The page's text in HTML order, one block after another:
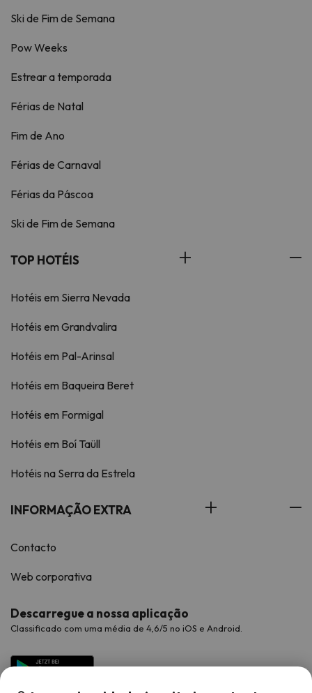
Ski de Fim de Semana
Pow Weeks
Estrear a temporada
Férias de Natal
Fim de Ano
Férias de Carnaval
Férias da Páscoa
Ski de Fim de Semana
TOP HOTÉIS
Hotéis em Sierra Nevada
Hotéis em Grandvalira
Hotéis em Pal-Arinsal
Hotéis em Baqueira Beret
Hotéis em Formigal
Hotéis em Boí Taüll
Hotéis na Serra da Estrela
INFORMAÇÃO EXTRA
Contacto
Web corporativa
Descarregue a nossa aplicação
Classificado com uma média de 4,6/5 no iOS e Android.